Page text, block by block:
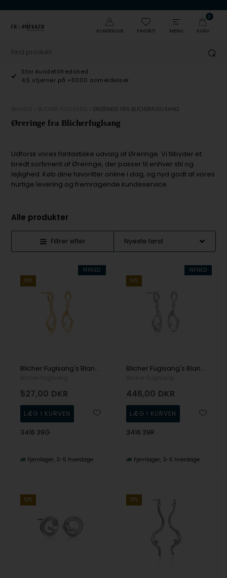
KUNDEKLUB FAVORIT MENU
0
KURV
Stor kundetilfredshed
4,5 stjerner på +5000 anmeldelser
»ØRERINGE FRA BLICHERFUGLSANG
Øreringe fra Blicherfuglsang
Udforsk vores fantastiske udvalg af Øreringe. Vi tilbyder et
bredt sortiment af Øreringe, der passer til enhver stil og
lejlighed. Køb dine favoritter online i dag, og nyd godt af vores
hurtige levering og fremragende kundeservice.
Alle produkter
Filtrer efter
NYHED
19%
Blicher Fuglsang's Blanke øreringe i forgyldt sølv med zirkonia
527,00 DKR
3416 39G
Fjernlager 3-5 hverdage
NYHED
19%
Blicher Fuglsang's Blanke øreringe i sølv med zirkonia
446,00 DKR
3416 39R
Fjernlager 3-5 hverdage
19% 19%